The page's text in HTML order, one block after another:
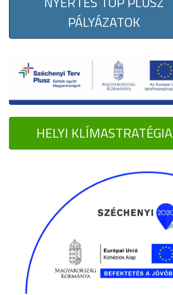
PÁLYÁZATOK
HELYI KLÍMASTRATÉGIA